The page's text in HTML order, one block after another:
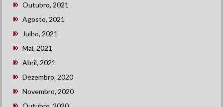
Outubro, 2021
Agosto, 2021
Julho, 2021
Mai, 2021
Abril, 2021
Dezembro, 2020
Novembro, 2020